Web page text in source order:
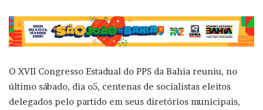
O XVII Congresso Estadual do PPS da Bahia reuniu, no
último sábado, dia o5, centenas de socialistas eleitos
delegados pelo partido em seus diretórios municipais,